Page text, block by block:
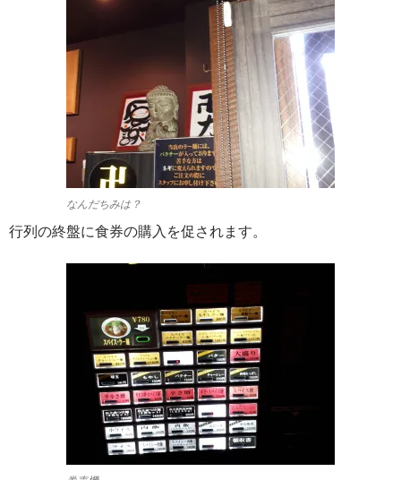
なんだちみは？
行列の終盤に食券の購入を促されます。